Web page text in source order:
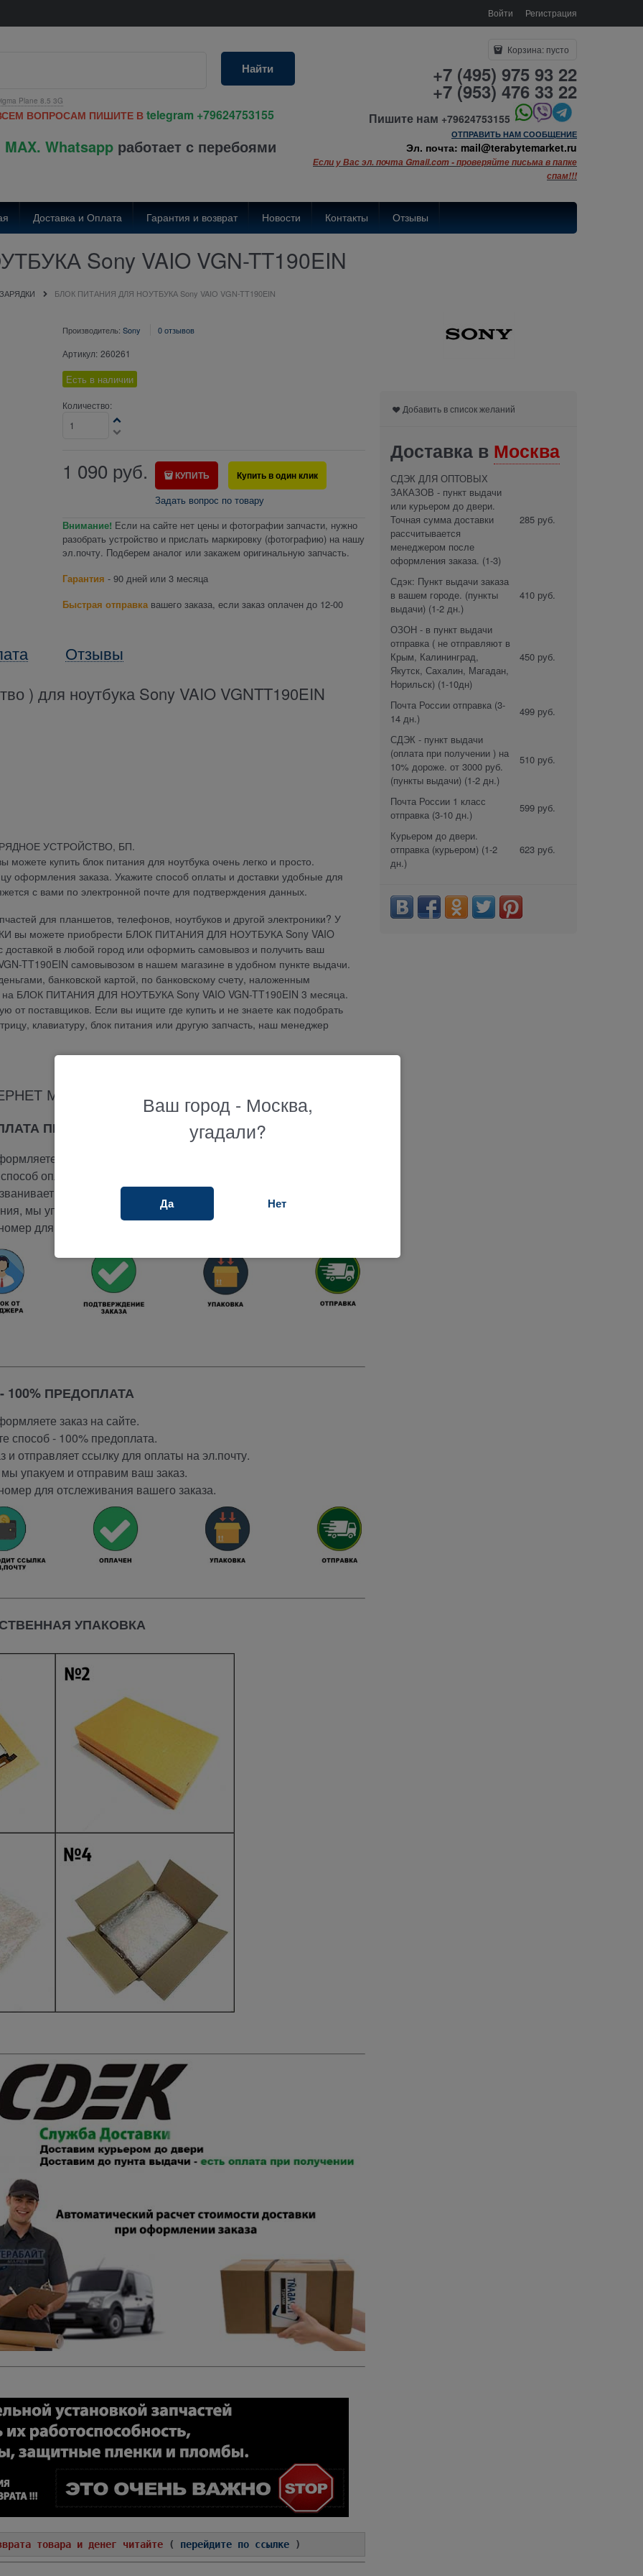
Войти Регистрация
Plane 8.5 3G
Найти
ВОПРОСАМ ПИШИТЕ В telegram +79624753155
Whatsapp работает с перебоями
Корзина: пусто
+7 (495) 975 93 22
+7 (953) 476 33 22
Пишите нам +79624753155
ОТПРАВИТЬ НАМ СООБЩЕНИЕ
Эл. почта: mail@terabytemarket.ru
Если у Вас эл. почта Gmail.com - проверяйте письма в папке
спам!!!
Доставка и Оплата Гарантия и возврат Новости Контакты Отзывы
Sony VAIO VGN-TT190EIN
БЛОК ПИТАНИЯ ДЛЯ НОУТБУКА Sony VAIO VGN-TT190EIN
Производитель: Sony 0 отзывов
Артикул: 260261
Есть в наличии
Количество:
1 090 руб. КУПИТЬ Купить в один клик
Задать вопрос по товару
Внимание! Если на сайте нет цены и фотографии запчасти, нужно
разобрать устройство и прислать маркировку (фотографию) на нашу
эл.почту. Подберем аналог или закажем оригинальную запчасть.
Гарантия - 90 дней или 3 месяца
Быстрая отправкавашего заказа, если заказ оплачен до 12-00
Отзывы
) для ноутбука Sony VAIO VGNTT190EIN
УСТРОЙСТВО, БП.
купить блок питания для ноутбука очень легко и просто.
оформления заказа. Укажите способ оплаты и доставки удобные для
с вами по электронной почте для подтверждения данных.
для планшетов, телефонов, ноутбуков и другой электроники? У
вы можете приобрести БЛОК ПИТАНИЯ ДЛЯ НОУТБУКА Sony VAIO
доставкой в любой город или оформить самовывоз и получить ваш
TT190EIN самовывозом в нашем магазине в удобном пункте выдачи.
банковской картой, по банковскому счету, наложенным
на БЛОК ПИТАНИЯ ДЛЯ НОУТБУКА Sony VAIO VGN-TT190EIN 3 месяца.
поставщиков. Если вы ищите где купить и не знаете как подобрать
клавиатуру, блок питания или другую запчасть, наш менеджер
МАГАЗИНА ТЕРАБАЙТ МАРКЕТ
ПРИ ПОЛУЧЕНИИ
заказ на сайте.
оплаты -
вам и подтверждает заказ.
мы упакуем и отправим ваш заказ.
для отслеживания вашего заказа.
100% ПРЕДОПЛАТА
заказ на сайте.
способ - 100% предоплата.
и отправляет ссылку для оплаты на эл.почту.
упакуем и отправим ваш заказ.
для отслеживания вашего заказа.
УПАКОВКА
товара и денег читайте( перейдите по ссылке)
Добавить в список желаний
Доставка в Москва
СДЭК ДЛЯ ОПТОВЫХ
ЗАКАЗОВ - пункт выдачи
или курьером до двери.
Точная сумма доставки
рассчитывается
менеджером после
оформления заказа. (1-3)
285 руб.
Сдэк: Пункт выдачи заказа
в вашем городе. (пункты
выдачи) (1-2 дн.)
410 руб.
ОЗОН - в пункт выдачи
отправка ( не отправляют в
Крым, Калининград,
Якутск, Сахалин, Магадан,
Норильск) (1-10дн)
450 руб.
Почта России отправка (3-
14 дн.)
499 руб.
СДЭК - пункт выдачи
(оплата при получении ) на
10% дороже. от 3000 руб.
(пункты выдачи) (1-2 дн.)
510 руб.
Почта России 1 класс
отправка (3-10 дн.)
599 руб.
Курьером до двери.
отправка (курьером) (1-2
дн.)
623 руб.
Ваш город - Москва,
угадали?
Да Нет